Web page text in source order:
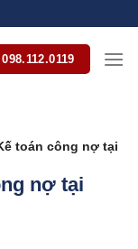
toán công nợ tại
nợ tại